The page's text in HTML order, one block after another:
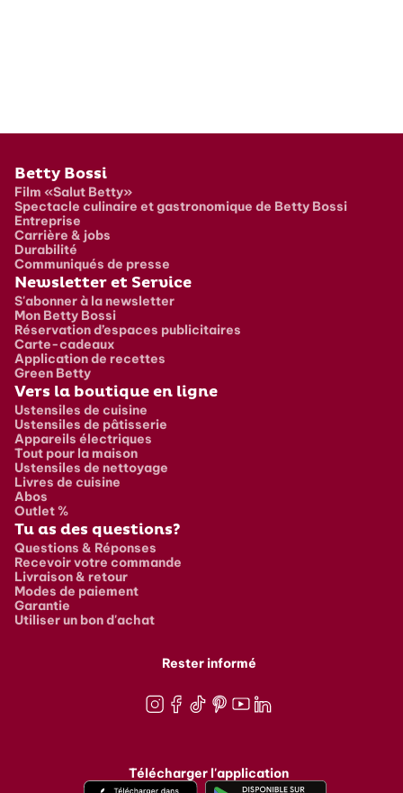
Pied de page
Betty Bossi
Film «Salut Betty»
Spectacle culinaire et gastronomique de Betty Bossi
Entreprise
Carrière & jobs
Durabilité
Communiqués de presse
Newsletter et Service
S'abonner à la newsletter
Mon Betty Bossi
Réservation d’espaces publicitaires
Carte-cadeaux
Application de recettes
Green Betty
Vers la boutique en ligne
Ustensiles de cuisine
Ustensiles de pâtisserie
Appareils électriques
Tout pour la maison
Ustensiles de nettoyage
Livres de cuisine
Abos
Outlet %
Tu as des questions?
Questions & Réponses
Recevoir votre commande
Livraison & retour
Modes de paiement
Garantie
Utiliser un bon d'achat
Rester informé
Télécharger l'application